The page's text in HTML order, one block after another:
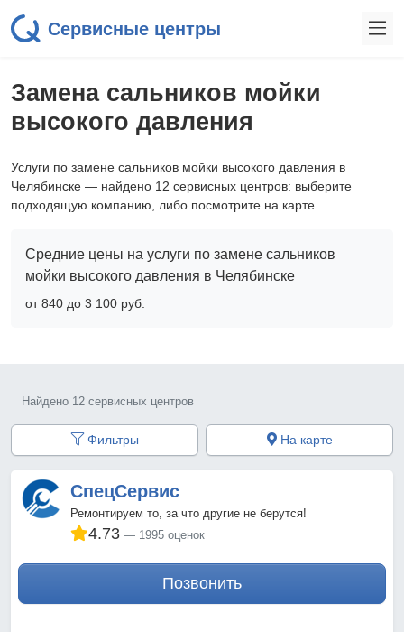
Сервисные центры
Замена сальников мойки
высокого давления
Услуги по замене сальников мойки высокого давления в
Челябинске — найдено 12 сервисных центров: выберите
подходящую компанию, либо посмотрите на карте.
Средние цены на услуги по замене сальников
мойки высокого давления в Челябинске
от 840 до 3 100 pyб.
Найдено 12 сервисных центров
Фильтры На карте
СпецСервис
Ремонтируем то, за что другие не берутся!
4.73 1995 оценок
Позвонить